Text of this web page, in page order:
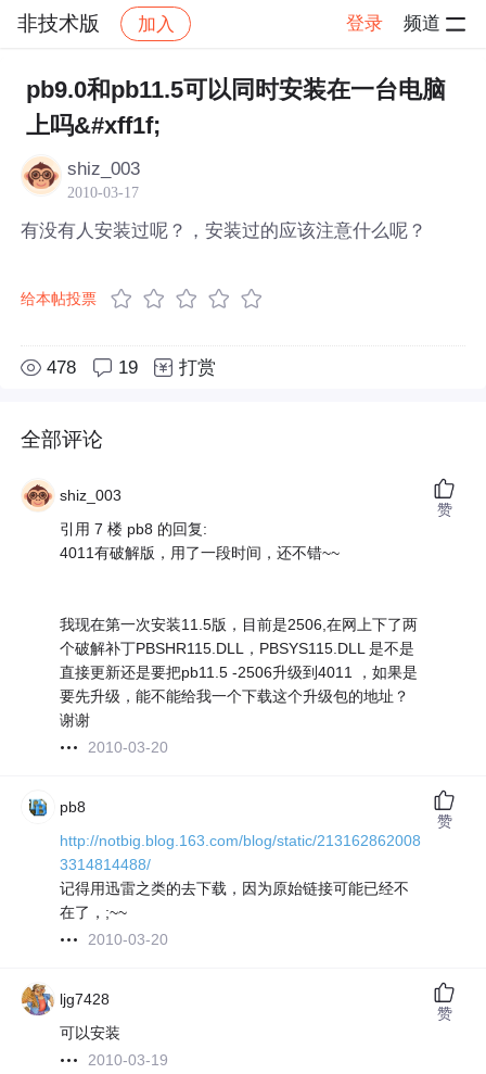
非技术版 加入 登录 频道
社区 非技术版 帖子详情
pb9.0和pb11.5可以同时安装在一台电脑
上吗&#xff1f;
shiz_003
2010-03-17
有没有人安装过呢？，安装过的应该注意什么呢？
给本帖投票
478 19 打赏
全部评论
shiz_003
引用 7 楼 pb8 的回复:
4011有破解版，用了一段时间，还不错~~
我现在第一次安装11.5版，目前是2506,在网上下了两
个破解补丁PBSHR115.DLL，PBSYS115.DLL 是不是
直接更新还是要把pb11.5 -2506升级到4011 ，如果是
要先升级，能不能给我一个下载这个升级包的地址？
谢谢
2010-03-20
赞
pb8
http://notbig.blog.163.com/blog/static/213162862008
3314814488/
记得用迅雷之类的去下载，因为原始链接可能已经不
在了，;~~
2010-03-20
赞
ljg7428
可以安装
2010-03-19
赞